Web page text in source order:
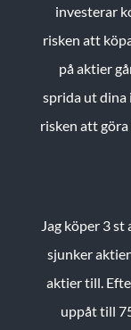
investerar
risken att
på aktier
sprida ut
risken att
Jag köper 3
sjunker
aktier till.
uppåt till